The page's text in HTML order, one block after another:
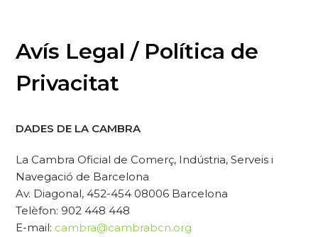
Avís Legal / Política de
Privacitat
DADES DE LA CAMBRA
La Cambra Oficial de Comerç, Indústria, Serveis i
Navegació de Barcelona
Av. Diagonal, 452-454 08006 Barcelona
Telèfon: 902 448 448
E-mail: cambra@cambrabcn.org